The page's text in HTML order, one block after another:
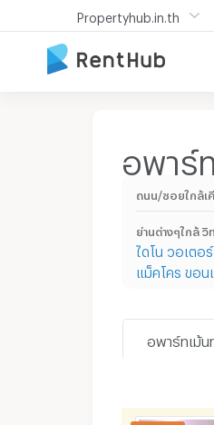
Propertyhub.in.th
อพาร์
ถนน/ซอยใกล้เ
ย่านต่างๆใกล้ วิ
ไดโน วอเตอ
แม็คโคร ขอน